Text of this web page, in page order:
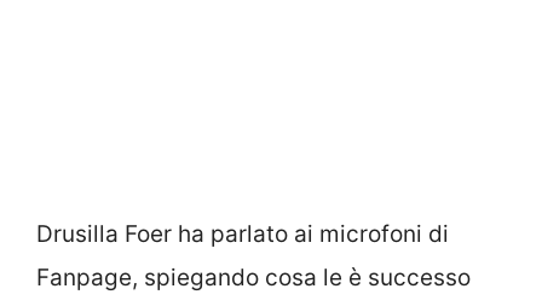
Drusilla Foer ha parlato ai microfoni di
Fanpage, spiegando cosa le è successo